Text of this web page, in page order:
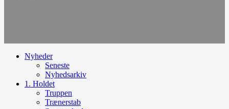
Nyheder
Seneste
Nyhedsarkiv
1. Holdet
Truppen
Trænerstab